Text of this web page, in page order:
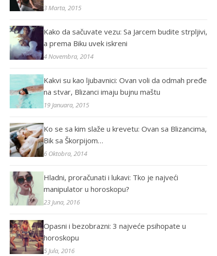
3 Marta, 2015
Kako da sačuvate vezu: Sa Jarcem budite strpljivi,
a prema Biku uvek iskreni
4 Novembra, 2014
Kakvi su kao ljubavnici: Ovan voli da odmah pređe
na stvar, Blizanci imaju bujnu maštu
19 Januara, 2015
Ko se sa kim slaže u krevetu: Ovan sa Blizancima,
Bik sa Škorpijom…
6 Oktobra, 2014
Hladni, proračunati i lukavi: Tko je najveći
manipulator u horoskopu?
23 Juna, 2016
Opasni i bezobrazni: 3 najveće psihopate u
horoskopu
5 Jula, 2016